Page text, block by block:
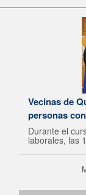
Vecinas de
personas
Durante el
laborales, las